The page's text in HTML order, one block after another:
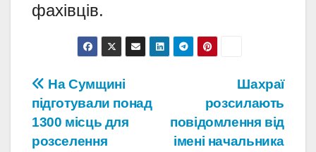
фахівців.
Навігація
записів
Шахраї
розсилають
повідомлення від
імені начальника
На Сумщині
підготували понад
1300 місць для
розселення